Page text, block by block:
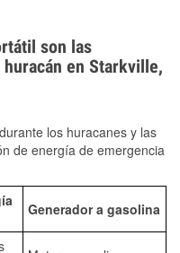
son las
en Starkville,
los huracanes y las
de energía de emergencia
Generador a gasolina